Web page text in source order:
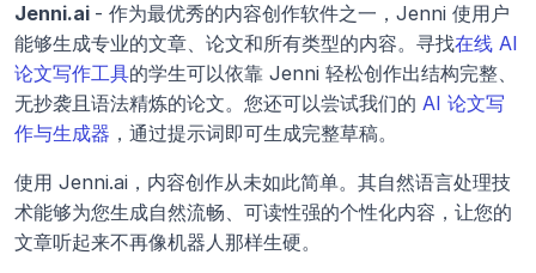
Jenni.ai - 作为最优秀的内容创作软件之一，Jenni 使用户
能够生成专业的文章、论文和所有类型的内容。寻找在线 AI
论文写作工具的学生可以依靠 Jenni 轻松创作出结构完整、
无抄袭且语法精炼的论文。您还可以尝试我们的 AI 论文写
作与生成器 ，通过提示词即可生成完整草稿。
使用 Jenni.ai，内容创作从未如此简单。其自然语言处理技
术能够为您生成自然流畅、可读性强的个性化内容，让您的
文章听起来不再像机器人那样生硬。